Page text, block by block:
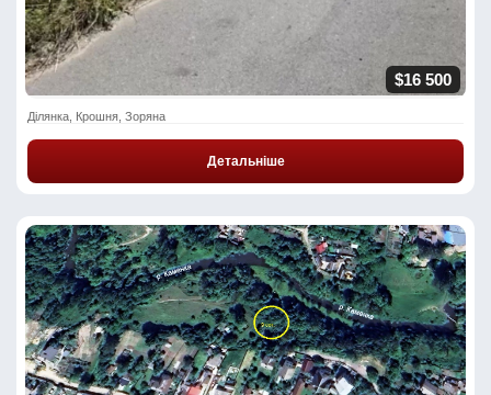
$16 500
Ділянка, Крошня, Зоряна
Детальніше